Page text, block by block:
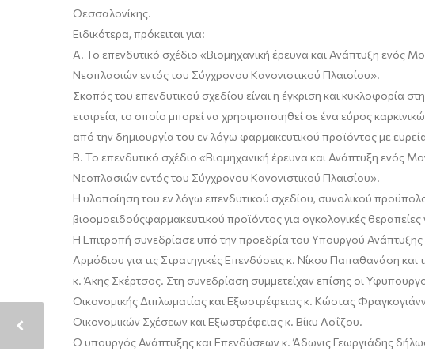
Θεσσαλονίκης.
Ειδικότερα, πρόκειται για:
Α. Το επενδυτικό σχέδιο «Βιομηχανική έρευνα και Ανάπτυξη ενός
Νεοπλασιών εντός του Σύγχρονου Κανονιστικού Πλαισίου».
Σκοπός του επενδυτικού σχεδίου είναι η έγκριση και κυκλοφορία
εταιρεία, το οποίο μπορεί να χρησιμοποιηθεί σε ένα εύρος
από την δημιουργία του εν λόγω φαρμακευτικού προϊόντος με
Β. Το επενδυτικό σχέδιο «Βιομηχανική έρευνα και Ανάπτυξη ενός
Νεοπλασιών εντός του Σύγχρονου Κανονιστικού Πλαισίου».
Η υλοποίηση του εν λόγω επενδυτικού σχεδίου, συνολικού
βιοομοειδούςφαρμακευτικού προϊόντος για ογκολογικές
Η Επιτροπή συνεδρίασε υπό την προεδρία του Υπουργού
Αρμόδιου για τις Στρατηγικές Επενδύσεις κ. Νίκου Παπαθανάση και
κ. Άκης Σκέρτσος. Στη συνεδρίαση συμμετείχαν επίσης οι
Οικονομικής Διπλωματίας και Εξωστρέφειας κ. Κώστας
Οικονομικών Σχέσεων και Εξωστρέφειας κ. Βίκυ Λοΐζου.
Ο υπουργός Ανάπτυξης και Επενδύσεων κ. Άδωνις Γεωργιάδης